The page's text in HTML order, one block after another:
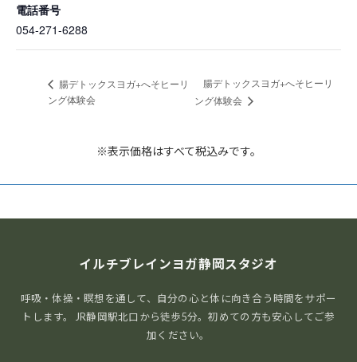
電話番号
054-271-6288
腸デトックスヨガ+へそヒーリ
ング体験会
腸デトックスヨガ+へそヒーリ
ング体験会
※表示価格はすべて税込みです。
イルチブレインヨガ静岡スタジオ
呼吸・体操・瞑想を通して、自分の心と体に向き合う時間をサポー
トします。 JR静岡駅北口から徒歩5分。初めての方も安心してご参
加ください。